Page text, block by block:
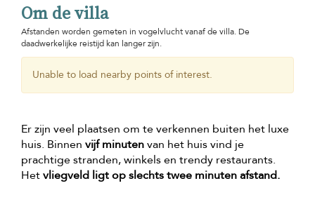
Om de villa
Afstanden worden gemeten in vogelvlucht vanaf de villa. De
daadwerkelijke reistijd kan langer zijn.
Unable to load nearby points of interest.
Er zijn veel plaatsen om te verkennen buiten het luxe
huis. Binnen vijf minutenvan het huis vind je
prachtige stranden, winkels en trendy restaurants.
Hetvliegveld ligt op slechts twee minuten afstand.